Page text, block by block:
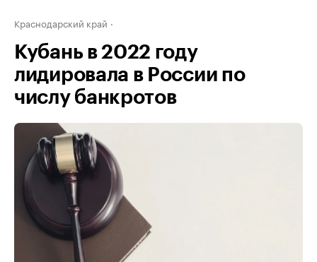
Краснодарский край
Кубань в 2022 году
лидировала в России по
числу банкротов